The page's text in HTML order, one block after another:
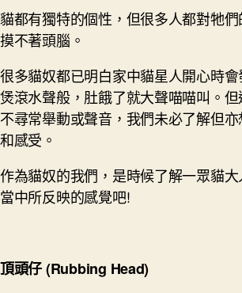
貓都有獨特的個性，但很多人都對牠
摸不著頭腦。
很多貓奴都已明白家中貓星人開心時
煲滾水聲般，肚餓了就大聲喵喵叫。
不尋常舉動或聲音，我們未必了解但
和感受。
作為貓奴的我們，是時候了解一眾貓
當中所反映的感覺吧!
頂頭仔(Rubbing Head)